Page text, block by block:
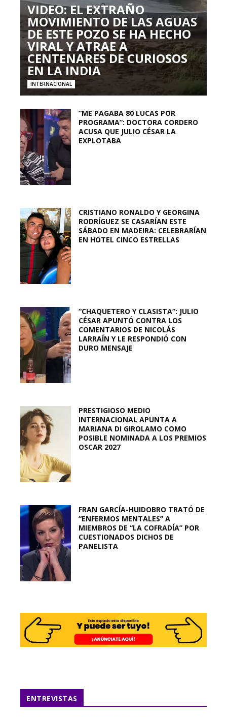
VIDEO: EL EXTRAÑO
MOVIMIENTO DE LAS AGUAS
DE ESTE POZO SE HA HECHO
VIRAL Y ATRAE A
CENTENARES DE CURIOSOS
EN LA INDIA
INTERNACIONAL
“ME PAGABA 80 LUCAS POR
PROGRAMA”: DOCTORA CORDERO
ACUSA QUE JULIO CÉSAR LA
EXPLOTABA
CRISTIANO RONALDO Y GEORGINA
RODRÍGUEZ SE CASARÍAN ESTE
SÁBADO EN MADEIRA: CELEBRARÍAN
EN HOTEL CINCO ESTRELLAS
“CHAQUETERO Y CLASISTA”: JULIO
CÉSAR APUNTÓ CONTRA LOS
COMENTARIOS DE NICOLÁS
LARRAÍN Y LE RESPONDIÓ CON
DURO MENSAJE
PRESTIGIOSO MEDIO
INTERNACIONAL APUNTA A
MARIANA DI GIROLAMO COMO
POSIBLE NOMINADA A LOS PREMIOS
OSCAR 2027
FRAN GARCÍA-HUIDOBRO TRATÓ DE
“ENFERMOS MENTALES” A
MIEMBROS DE “LA COFRADÍA” POR
CUESTIONADOS DICHOS DE
PANELISTA
ENTREVISTAS